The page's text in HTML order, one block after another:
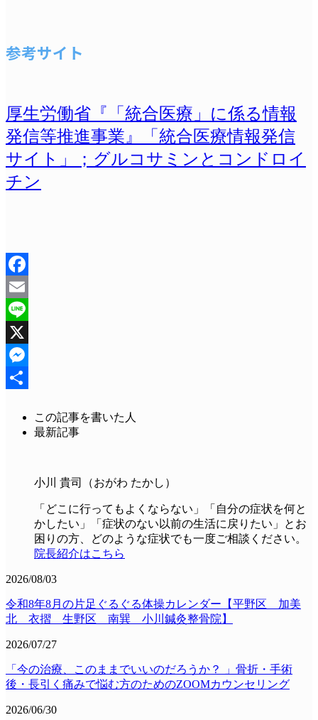
参考サイト
厚生労働省『「統合医療」に係る情報
発信等推進事業』「統合医療情報発信
サイト」；グルコサミンとコンドロイ
チン
Facebook
Email
Line
X
Messenger
この記事を書いた人
最新記事
小川 貴司（おがわ たかし）
「どこに行ってもよくならない」「自分の症状を何と
かしたい」「症状のない以前の生活に戻りたい」とお
困りの方、どのような症状でも一度ご相談ください。
院長紹介はこちら
2026/08/03
令和8年8月の片足ぐるぐる体操カレンダー【平野区 加美
北 衣摺 生野区 南巽 小川鍼灸整骨院】
2026/07/27
「今の治療、このままでいいのだろうか？ 」骨折・手術
後・長引く痛みで悩む方のためのZOOMカウンセリング
2026/06/30